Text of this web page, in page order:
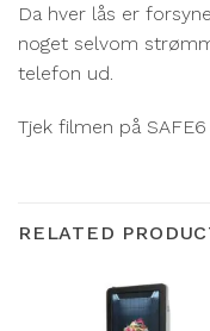
Da hver lås er
noget selvom
telefon ud.
Tjek filmen på
RELATED